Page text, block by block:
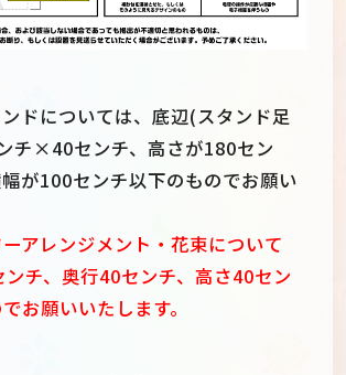
ドについては、底辺(スタンド足
チ×40センチ、高さが180セン
が100センチ以下のものでお願い
アレンジメント・花束について
チ、奥行40センチ、高さ40セン
お願いいたします。